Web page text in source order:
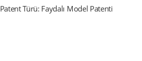
Patent Türü: Faydalı Model Patenti